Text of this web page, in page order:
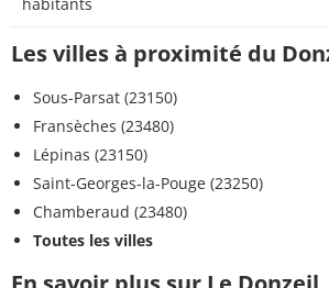
Les villes à proximité du
Sous-Parsat (23150)
Fransèches (23480)
Lépinas (23150)
Saint-Georges-la-Pouge (23250)
Chamberaud (23480)
Toutes les villes